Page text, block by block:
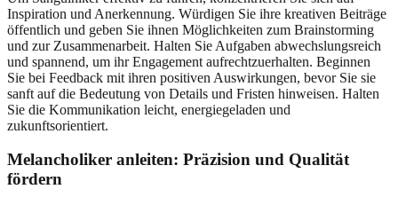
Inspiration und Anerkennung. Würdigen Sie ihre kreativen Beiträge
öffentlich und geben Sie ihnen Möglichkeiten zum Brainstorming
und zur Zusammenarbeit. Halten Sie Aufgaben abwechslungsreich
und spannend, um ihr Engagement aufrechtzuerhalten. Beginnen
Sie bei Feedback mit ihren positiven Auswirkungen, bevor Sie sie
sanft auf die Bedeutung von Details und Fristen hinweisen. Halten
Sie die Kommunikation leicht, energiegeladen und
zukunftsorientiert.
Melancholiker anleiten: Präzision und Qualität
fördern